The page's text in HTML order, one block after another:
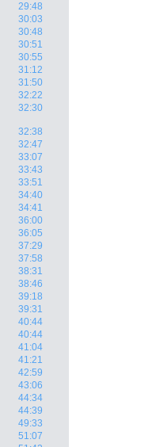
29:48
30:03
30:48
30:51
30:55
31:12
31:50
32:22
32:30
32:38
32:47
33:07
33:43
33:51
34:40
34:41
36:00
36:05
37:29
37:58
38:31
38:46
39:18
39:31
40:44
40:44
41:04
41:21
42:59
43:06
44:34
44:39
49:33
51:07